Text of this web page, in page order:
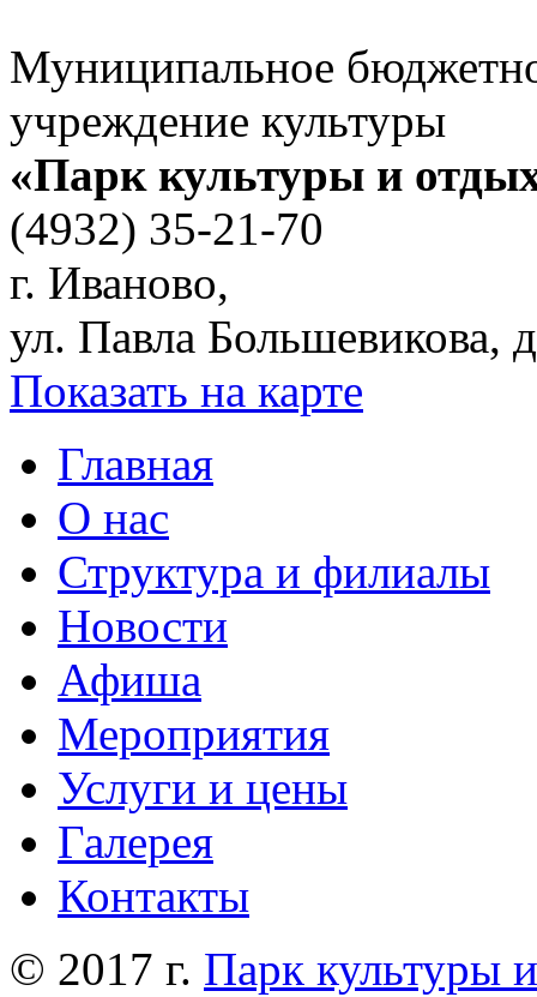
Муниципальное
учреждение культуры
«Парк культуры и
(4932) 35-21-70
г. Иваново,
ул. Павла Большевикова,
Показать на карте
Главная
О нас
Структура и филиалы
Новости
Афиша
Мероприятия
Услуги и цены
Галерея
Контакты
© 2017 г. Парк культуры